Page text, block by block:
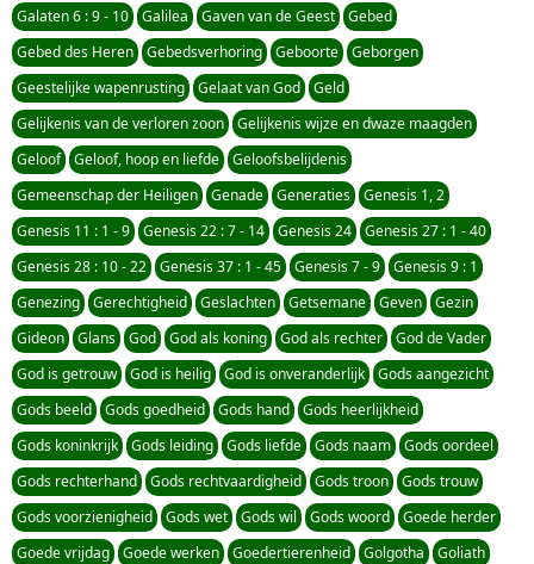
Galaten 6 : 9 - 10 Galilea Gaven van de Geest
Gebed
Gebed des Heren
Gebedsverhoring Geboorte
Geborgen
Geestelijke wapenrusting
Gelaat van God
Geld
Gelijkenis van de verloren zoon
Gelijkenis wijze en dwaze maagden
Geloof
Geloof, hoop en liefde
Geloofsbelijdenis
Gemeenschap der Heiligen
Genade Generaties
Genesis 1, 2
Genesis 11 : 1 - 9
Genesis 22 : 7 - 14 Genesis 24
Genesis 27 : 1 - 40
Genesis 28 : 10 - 22
Genesis 37 : 1 - 45 Genesis 7 - 9
Genesis 9 : 1
Genezing
Gerechtigheid Geslachten Getsemane Geven
Gezin
Gideon
Glans God God als koning God als rechter
God de Vader
God is getrouw
God is heilig God is onveranderlijk
Gods aangezicht
Gods beeld
Gods goedheid Gods hand
Gods heerlijkheid
Gods koninkrijk
Gods leiding Gods liefde Gods naam
Gods oordeel
Gods rechterhand
Gods rechtvaardigheid Gods troon
Gods trouw
Gods voorzienigheid
Gods wet Gods wil Gods woord
Goede herder
Goede vrijdag
Goede werken Goedertierenheid Golgotha
Goliath